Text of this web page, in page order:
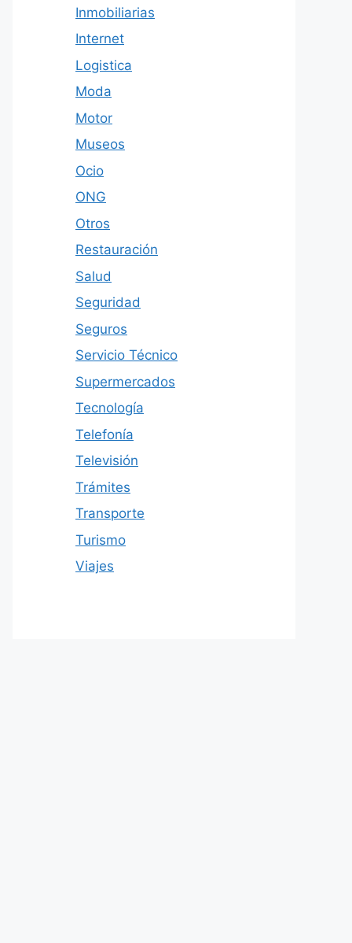
Inmobiliarias
Internet
Logistica
Moda
Motor
Museos
Ocio
ONG
Otros
Restauración
Salud
Seguridad
Seguros
Servicio Técnico
Supermercados
Tecnología
Telefonía
Televisión
Trámites
Transporte
Turismo
Viajes